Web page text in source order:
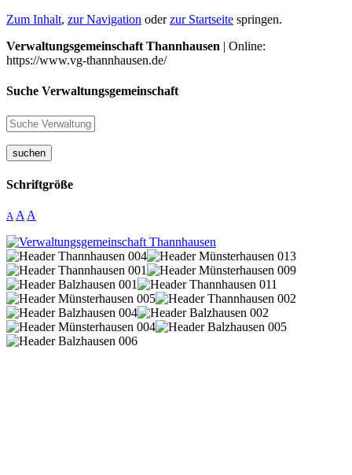
Zum Inhalt, zur Navigation oderzur Startseite springen.
Verwaltungsgemeinschaft Thannhausen | Online:
https://www.vg-thannhausen.de/
Suche Verwaltungsgemeinschaft
suchen
Schriftgröße
A A A